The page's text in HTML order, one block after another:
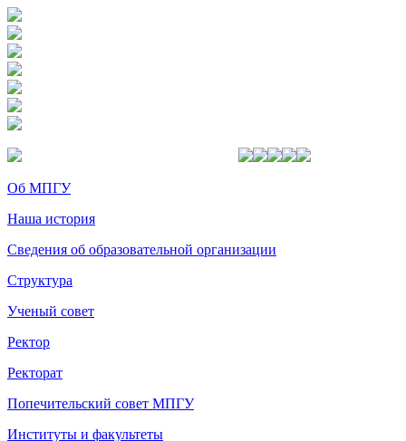
Об МПГУ
Наша история
Сведения об образовательной организации
Структура
Ученый совет
Ректор
Ректорат
Попечительский совет МПГУ
Институты и факультеты